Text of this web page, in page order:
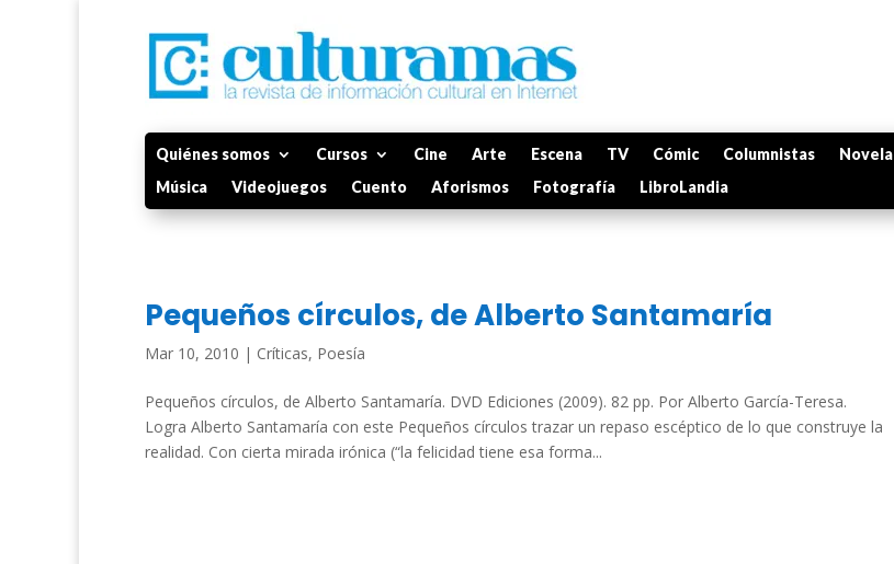
Quiénes somos Cursos Cine Arte Escena TV Cómic Columnistas Novela
Música
Videojuegos Cuento Aforismos Fotografía LibroLandia
Pequeños círculos, de Alberto Santamaría
Mar 10, 2010 | Críticas, Poesía
Pequeños círculos, de Alberto Santamaría. DVD Ediciones (2009). 82 pp. Por Alberto García-Teresa.
Logra Alberto Santamaría con este Pequeños círculos trazar un repaso escéptico de lo que construye la
realidad. Con cierta mirada irónica (“la felicidad tiene esa forma...